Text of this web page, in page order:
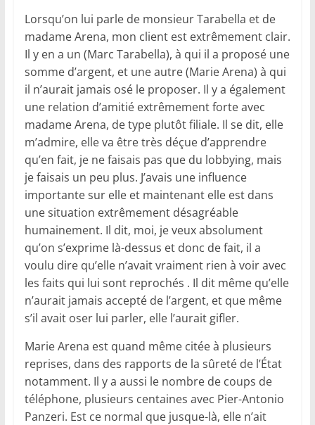
Lorsqu’on lui parle de monsieur Tarabella et de
madame Arena, mon client est extrêmement clair.
Il y en a un (Marc Tarabella), à qui il a proposé une
somme d’argent, et une autre (Marie Arena) à qui
il n’aurait jamais osé le proposer. Il y a également
une relation d’amitié extrêmement forte avec
madame Arena, de type plutôt filiale. Il se dit, elle
m’admire, elle va être très déçue d’apprendre
qu’en fait, je ne faisais pas que du lobbying, mais
je faisais un peu plus. J’avais une influence
importante sur elle et maintenant elle est dans
une situation extrêmement désagréable
humainement. Il dit, moi, je veux absolument
qu’on s’exprime là-dessus et donc de fait, il a
voulu dire qu’elle n’avait vraiment rien à voir avec
les faits qui lui sont reprochés . Il dit même qu’elle
n’aurait jamais accepté de l’argent, et que même
s’il avait oser lui parler, elle l’aurait gifler.
Marie Arena est quand même citée à plusieurs
reprises, dans des rapports de la sûreté de l’État
notamment. Il y a aussi le nombre de coups de
téléphone, plusieurs centaines avec Pier-Antonio
Panzeri. Est ce normal que jusque-là, elle n’ait